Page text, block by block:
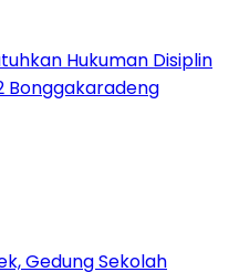
Hukuman Disiplin
Bonggakaradeng
Gedung Sekolah